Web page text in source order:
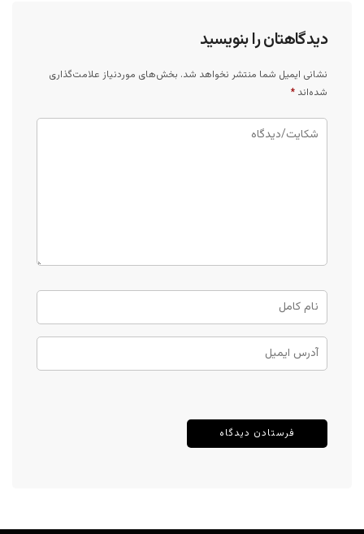
دیدگاهتان را بنویسید
نشانی ایمیل شما منتشر نخواهد شد. بخش‌های موردنیاز علامت‌گذاری
شده‌اند *